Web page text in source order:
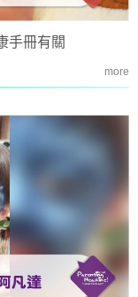
手冊有關
more